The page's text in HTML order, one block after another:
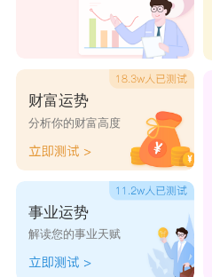
旧像刻在骨子里一样，如
感，他们很快就会厌倦了
自己心动的东西或人。当
遇见真正爱的人，那也可
终其一生都在寻找，会到
真正动心的人。
狮子座
火象星座的 狮子座是
集颜值和气质为一身的绝
财富运势
分析你的财富高度
事业运势
解读您的事业天赋